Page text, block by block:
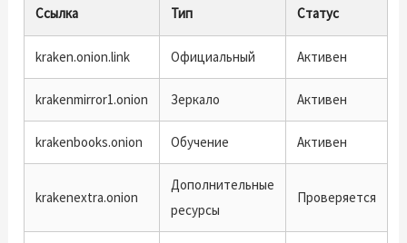
Ссылка Тип Статус
kraken.onion.link Официальный Активен
krakenmirror1.onion Зеркало Активен
krakenbooks.onion Обучение Активен
krakenextra.onion
Дополнительные
ресурсы
Проверяется